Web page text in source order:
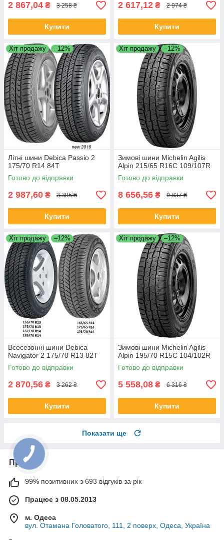
2 867,04 ₴ 3 258 ₴
Купити
2 617,12 ₴ 2 974 ₴
Купити
Хіт продажу –12%
Літні шини Debica Passio 2
175/70 R14 84T
Готово до відправки
2 987,60 ₴ 3 395 ₴
Купити
Хіт продажу –12%
Зимові шини Michelin Agilis
Alpin 215/65 R16C 109/107R
Готово до відправки
8 656,56 ₴ 9 837 ₴
Купити
Хіт продажу –12%
Всесезонні шини Debica
Navigator 2 175/70 R13 82T
Готово до відправки
2 870,56 ₴ 3 262 ₴
Купити
Хіт продажу –12%
Зимові шини Michelin Agilis
Alpin 195/70 R15C 104/102R
Готово до відправки
5 558,08 ₴ 6 316 ₴
Купити
Показати ще
Про нас
99% позитивних з 693 відгуків за рік
Працює з 08.05.2013
м. Одеса
вул. Отамана Головатого, 111, 2 поверх, Одеса, Україна